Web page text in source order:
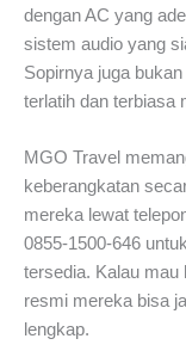
dengan AC yang
sistem audio yang
Sopirnya juga
terlatih dan terbiasa
MGO Travel
keberangkatan
mereka lewat
0855-1500-646
tersedia. Kalau mau
resmi mereka bisa
lengkap.